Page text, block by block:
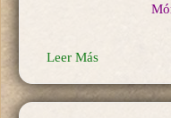
Leer Más